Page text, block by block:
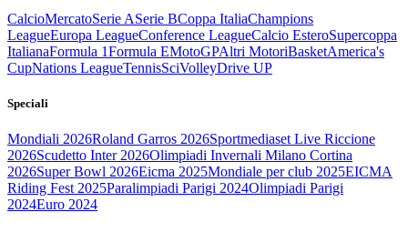
CalcioMercatoSerie ASerie BCoppa ItaliaChampions
LeagueEuropa LeagueConference LeagueCalcio EsteroSupercoppa
ItalianaFormula 1Formula EMotoGPAltri MotoriBasketAmerica's
CupNations LeagueTennisSciVolleyDrive UP
Speciali
Mondiali 2026Roland Garros 2026Sportmediaset Live Riccione
2026Scudetto Inter 2026Olimpiadi Invernali Milano Cortina
2026Super Bowl 2026Eicma 2025Mondiale per club 2025EICMA
Riding Fest 2025Paralimpiadi Parigi 2024Olimpiadi Parigi
2024Euro 2024